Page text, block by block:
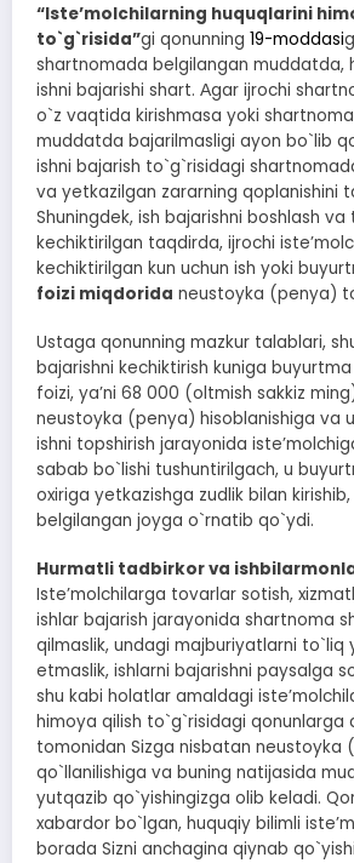
“Isteʼmolchilarning huquqlarini
to`g`risida”gi qonunning 19-moddasi
shartnomada belgilangan muddatda,
ishni bajarishi shart. Аgar ijrochi
o`z vaqtida kirishmasa yoki
muddatda bajarilmasligi ayon bo`lib
ishni bajarish to`g`risidagi
va yetkazilgan zararning qoplanishini
Shuningdek, ish bajarishni boshlash va
kechiktirilgan taqdirda, ijrochi
kechiktirilgan kun uchun ish yoki
foizi miqdorida neustoyka (penya)
Ustaga qonunning mazkur talablari,
bajarishni kechiktirish kuniga
foizi, yaʼni 68 000 (oltmish sakkiz
neustoyka (penya) hisoblanishiga va
ishni topshirish jarayonida
sabab bo`lishi tushuntirilgach, u
oxiriga yetkazishga zudlik bilan
belgilangan joyga o`rnatib qo`ydi.
Hurmatli tadbirkor va
Isteʼmolchilarga tovarlar sotish,
ishlar bajarish jarayonida shartnoma
qilmaslik, undagi majburiyatlarni to`liq
etmaslik, ishlarni bajarishni paysalga
shu kabi holatlar amaldagi
himoya qilish to`g`risidagi qonunlarga
tomonidan Sizga nisbatan neustoyka
qo`llanilishiga va buning natijasida
yutqazib qo`yishingizga olib keladi.
xabardor bo`lgan, huquqiy bilimli
borada Sizni anchagina qiynab